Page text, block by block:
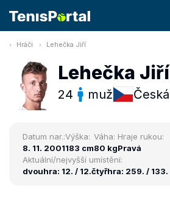
Hráči Lehečka Jiří
Lehečka Jiří
24 muž
Datum nar.:
8. 11. 2001
Výška:
183 cm
Váha:
80 kg
Hraje rukou:
Pravá
Aktuální/nejvyšší umístění:
dvouhra: 12. / 12.čtyřhra: 259. / 133.